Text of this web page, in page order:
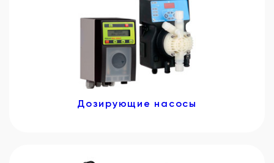
Дозирующие насосы